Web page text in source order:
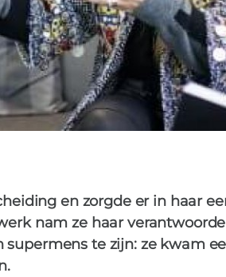
en zorgde er in haar
nam ze haar
supermens te zijn: ze kwam